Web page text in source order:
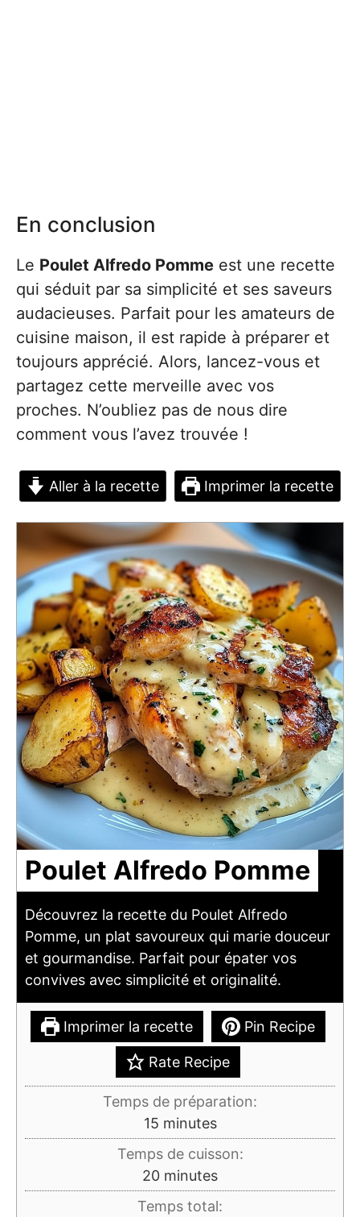
En conclusion
Le Poulet Alfredo Pomme est une recette
qui séduit par sa simplicité et ses saveurs
audacieuses. Parfait pour les amateurs de
cuisine maison, il est rapide à préparer et
toujours apprécié. Alors, lancez-vous et
partagez cette merveille avec vos
proches. N’oubliez pas de nous dire
comment vous l’avez trouvée !
Aller à la recette Imprimer la recette
Poulet Alfredo Pomme
Découvrez la recette du Poulet Alfredo
Pomme, un plat savoureux qui marie douceur
et gourmandise. Parfait pour épater vos
convives avec simplicité et originalité.
Imprimer la recette Pin Recipe
Rate Recipe
Temps de préparation:
15minutes
minutes
Temps de cuisson:
20minutes
minutes
Temps total: